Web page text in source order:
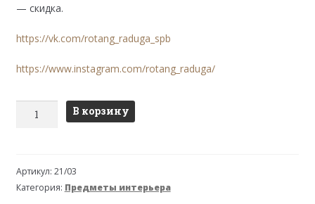
— скидка.
https://vk.com/rotang_raduga_spb
https://www.instagram.com/rotang_raduga/
Количество В корзину
Артикул: 21/03
Категория: Предметы интерьера